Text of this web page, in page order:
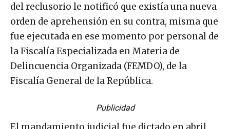
del reclusorio le notificó que existía una nueva
orden de aprehensión en su contra, misma que
fue ejecutada en ese momento por personal de
la Fiscalía Especializada en Materia de
Delincuencia Organizada (FEMDO), de la
Fiscalía General de la República.
Publicidad
El mandamiento judicial fue dictado en abril